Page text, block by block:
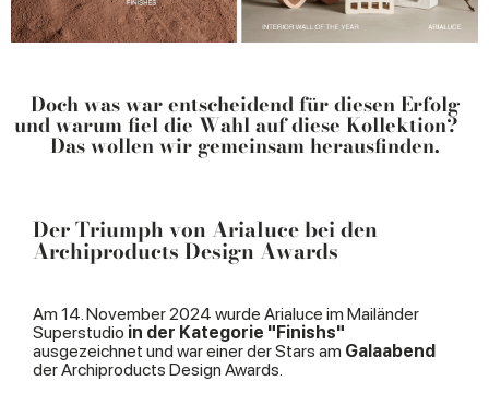
Doch was war entscheidend für diesen Erfolg
und warum fiel die Wahl auf diese Kollektion?
Das wollen wir gemeinsam herausfinden.
Der Triumph von Arialuce bei den
Archiproducts Design Awards
Am 14. November 2024 wurde Arialuce im Mailänder
Superstudio in der Kategorie "Finishs"
ausgezeichnet und war einer der Stars am Galaabend
der Archiproducts Design Awards.